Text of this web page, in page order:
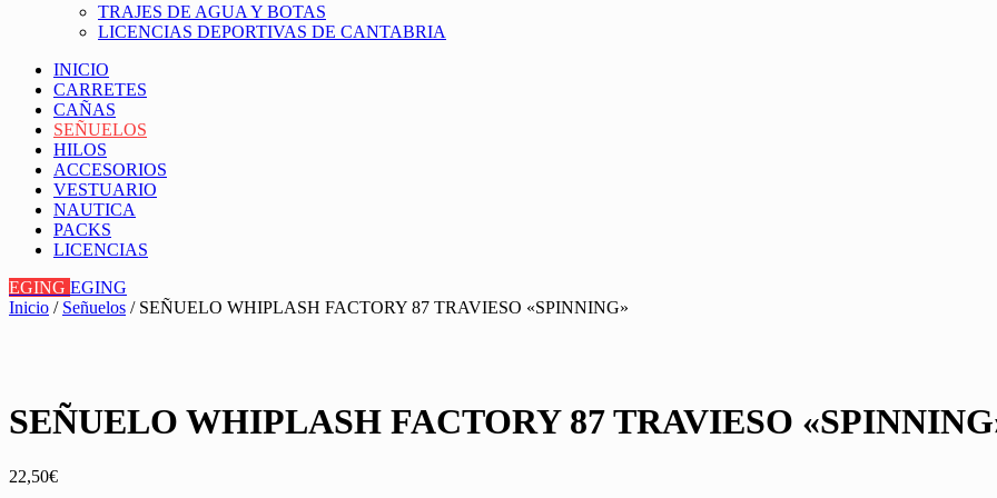
TRAJES DE AGUA Y BOTAS
LICENCIAS DEPORTIVAS DE CANTABRIA
INICIO
CARRETES
CAÑAS
SEÑUELOS
HILOS
ACCESORIOS
VESTUARIO
NAUTICA
PACKS
LICENCIAS
EGING EGING
Inicio / Señuelos / SEÑUELO WHIPLASH FACTORY 87 TRAVIESO «SPINNING»
SEÑUELO WHIPLASH FACTORY 87 TRAVIESO
22,50€